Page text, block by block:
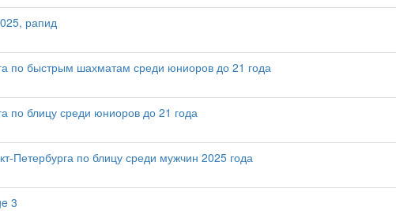
рапид
по быстрым шахматам среди юниоров до 21 года
по блицу среди юниоров до 21 года
Петербурга по блицу среди мужчин 2025 года
3